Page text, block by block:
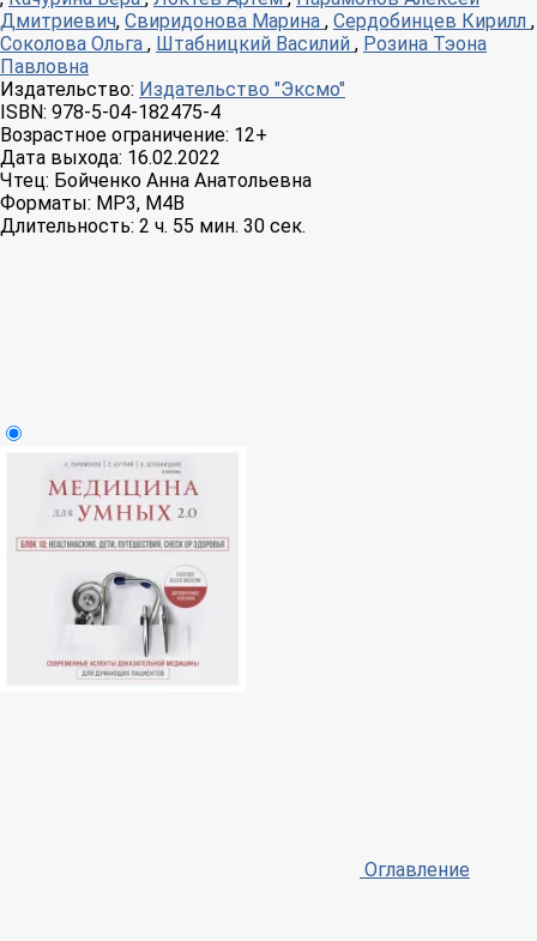
Дмитриевич, Свиридонова Марина , Сердобинцев Кирилл ,
Соколова Ольга , Штабницкий Василий , Розина Тэона
Павловна
Издательство: Издательство "Эксмо"
ISBN: 978-5-04-182475-4
Возрастное ограничение: 12+
Дата выхода: 16.02.2022
Чтец: Бойченко Анна Анатольевна
Форматы: MP3, M4B
Длительность: 2 ч. 55 мин. 30 сек.
Оглавление